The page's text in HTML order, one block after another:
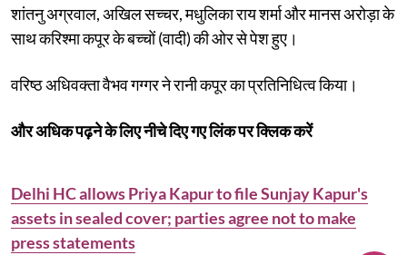
शांतनु अग्रवाल, अखिल सच्चर, मधुलिका राय शर्मा और मानस अरोड़ा के
साथ करिश्मा कपूर के बच्चों (वादी) की ओर से पेश हुए।
वरिष्ठ अधिवक्ता वैभव गग्गर ने रानी कपूर का प्रतिनिधित्व किया।
और अधिक पढ़ने के लिए नीचे दिए गए लिंक पर क्लिक करें
Delhi HC allows Priya Kapur to file Sunjay Kapur's
assets in sealed cover; parties agree not to make
press statements